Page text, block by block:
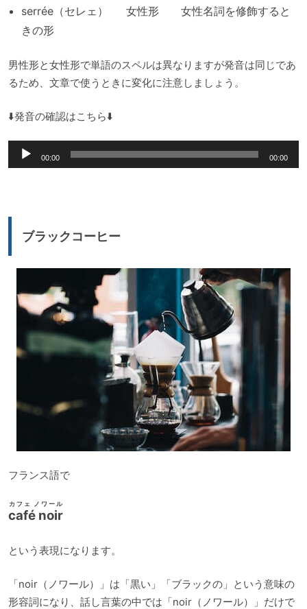
serrée（セレェ） 女性形 女性名詞を修飾すると
きの形
男性形と女性形で単語のスペルは異なりますが発音は同じであ
るため、文章で使うときに変化に注意しましょう。
⬇️発音の確認はこちら⬇️
声
ー
00:00 00:00
ブラックコーヒー
フランス語で
café noir
カフェ ノワール
という表現になります。
「noir（ノワール）」は「黒い」「ブラックの」という意味の
形容詞になり、話し言葉の中では「noir（ノワール）」だけで